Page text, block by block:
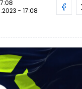
- 17:08